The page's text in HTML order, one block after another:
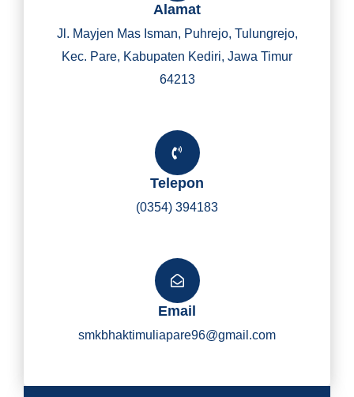
Y
I
Alamat
Jl. Mayjen Mas Isman, Puhrejo, Tulungrejo,
Kec. Pare, Kabupaten Kediri, Jawa Timur
64213
Telepon
(0354) 394183
Email
smkbhaktimuliapare96@gmail.com